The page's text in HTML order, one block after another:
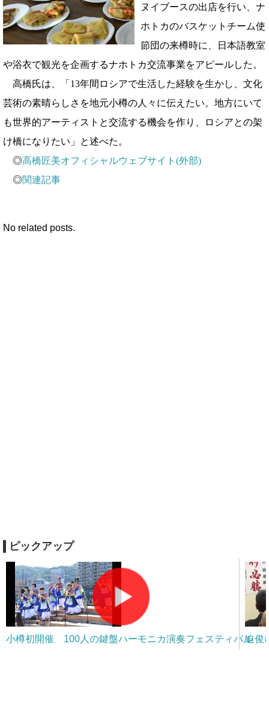
ヌイブースの出店を行い、ナ
ホトカのバスケットチーム使
節団の来樽時に、日本語教室
や浴衣で観光を企画するナホトカ交流事業をアピールした。
高橋氏は、「13年間ロシアで生活した経験を生かし、文化
芸術の素晴らしさを地元小樽の人々に伝えたい。地方にいて
も世界的アーティストと交流する機会を作り、ロシアとの架
け橋になりたい」と述べた。
◎高橋匠美オフィシャルウェブサイト(外部)
◎関連記事
No related posts.
ピックアップ
小樽初開催 100人の鍵盤ハーモニカ演奏フェスティバル迫俊